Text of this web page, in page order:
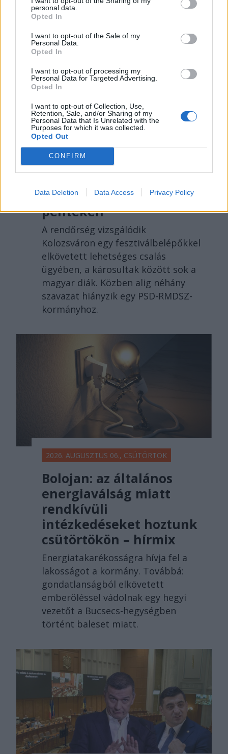
personal data.
Opted In
I want to opt-out of the Sale of my
Personal Data.
Opted In
I want to opt-out of processing my
Personal Data for Targeted Advertising.
Opted In
I want to opt-out of Collection, Use,
Retention, Sale, and/or Sharing of my
Personal Data that Is Unrelated with the
Purposes for which it was collected.
Opted Out
CONFIRM
Data Deletion Data Access Privacy Policy
főtér.ro
2026. AUGUSZTUS 07., PÉNTEK
Több száz embert
verhetett át Untold-
kolozsvári férfi – hírek
pénteken
A rendőrség vizsgálódik
Kolozsváron egy fesztiválbelépőkkel
elkövetett lehetséges csalás
ügyében, a károsultak között sok a
magyar diák. Közben alig néhány
szavazat hiányzik egy PSD-RMDSZ-
kormányhoz.
2026. AUGUSZTUS 06., CSÜTÖRTÖK
Bolojan: az általános
energiaválság miatt
rendkívüli
intézkedéseket hoztunk
csütörtökön – hírmix
Energiatakarékosságra hívja fel a
lakosságot a kormány. Továbbá:
gondatlanságból elkövetett
emberöléssel vádolnak egy hegyi
vezetőt a Bucsecs-hegységben
történt baleset miatt.